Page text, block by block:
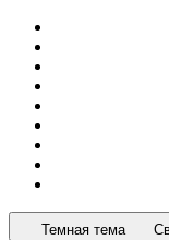
Темная тема